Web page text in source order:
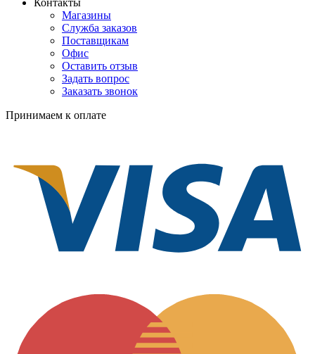
Контакты
Магазины
Служба заказов
Поставщикам
Офис
Оставить отзыв
Задать вопрос
Заказать звонок
Принимаем к оплате